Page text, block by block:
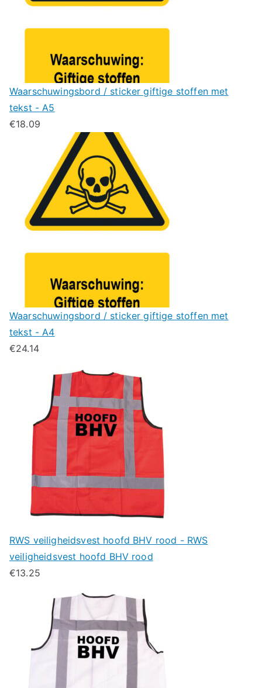
Waarschuwingsbord / sticker giftige stoffen met
tekst - A5
€18.09
Waarschuwingsbord / sticker giftige stoffen met
tekst - A4
€24.14
RWS veiligheidsvest hoofd BHV rood - RWS
veiligheidsvest hoofd BHV rood
€13.25